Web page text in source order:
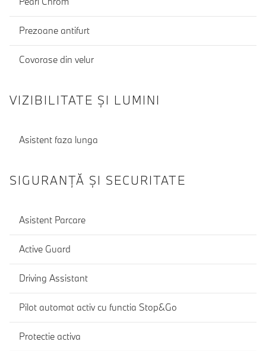
Prezoane antifurt
Covorase din velur
VIZIBILITATE ȘI LUMINI
Asistent faza lunga
SIGURANŢĂ ŞI SECURITATE
Asistent Parcare
Active Guard
Driving Assistant
Pilot automat activ cu functia Stop&Go
Protectie activa